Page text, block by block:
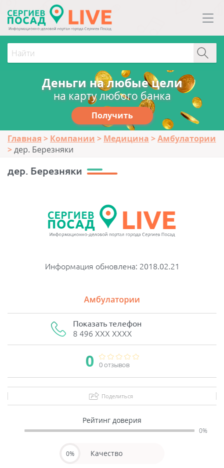
Деньги на любые цели
на карту любого банка
Получить
Главная Компании Медицина
Амбулатории
дер. Березняки
дер. Березняки
Информация обновлена: 2018.02.21
Амбулатории
Показать телефон
8 496 XXX XXXX
0 0 отзывов
Поделиться
Рейтинг доверия
0%
0% Качество